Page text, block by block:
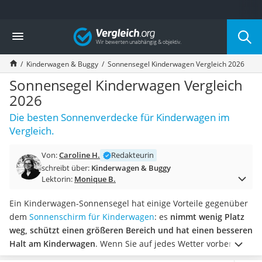
Die beliebtesten Vergleiche nach Kategorie
Kind & Baby
Babyphone mit 2 Kameras
Walkie-Talkie Kinder
Kindermatratzen
Babywippe
Rollschuhe für Kinder
Tischkicker
Laufrad
Babyschlafsack
Kinderuhr
Treppenschutzgitter
Kindersitz ab 4 Jahren
Kinderroller 3 Räder
Ferngesteuertes Auto
Kindersitz 15–36 kg
Vergleich
Kinderwagen & Buggy Sonnensegel Kinderwagen Vergleich 2026
Sonnensegel Kinderwagen Vergleich
2026
Die besten Sonnenverdecke für Kinderwagen im
Vergleich.
Von:Caroline H.
Redakteurin
schreibt über: Kinderwagen & Buggy
Lektorin: Monique B.
Ein Kinderwagen-Sonnensegel hat einige Vorteile gegenüber
dem Sonnenschirm für Kinderwagen: es nimmt wenig Platz
weg, schützt einen größeren Bereich und hat einen besseren
Halt am Kinderwagen. Wenn Sie auf jedes Wetter vorbereitet
sein möchten, dann wählen Sie jetzt ein Sonnensegel, das